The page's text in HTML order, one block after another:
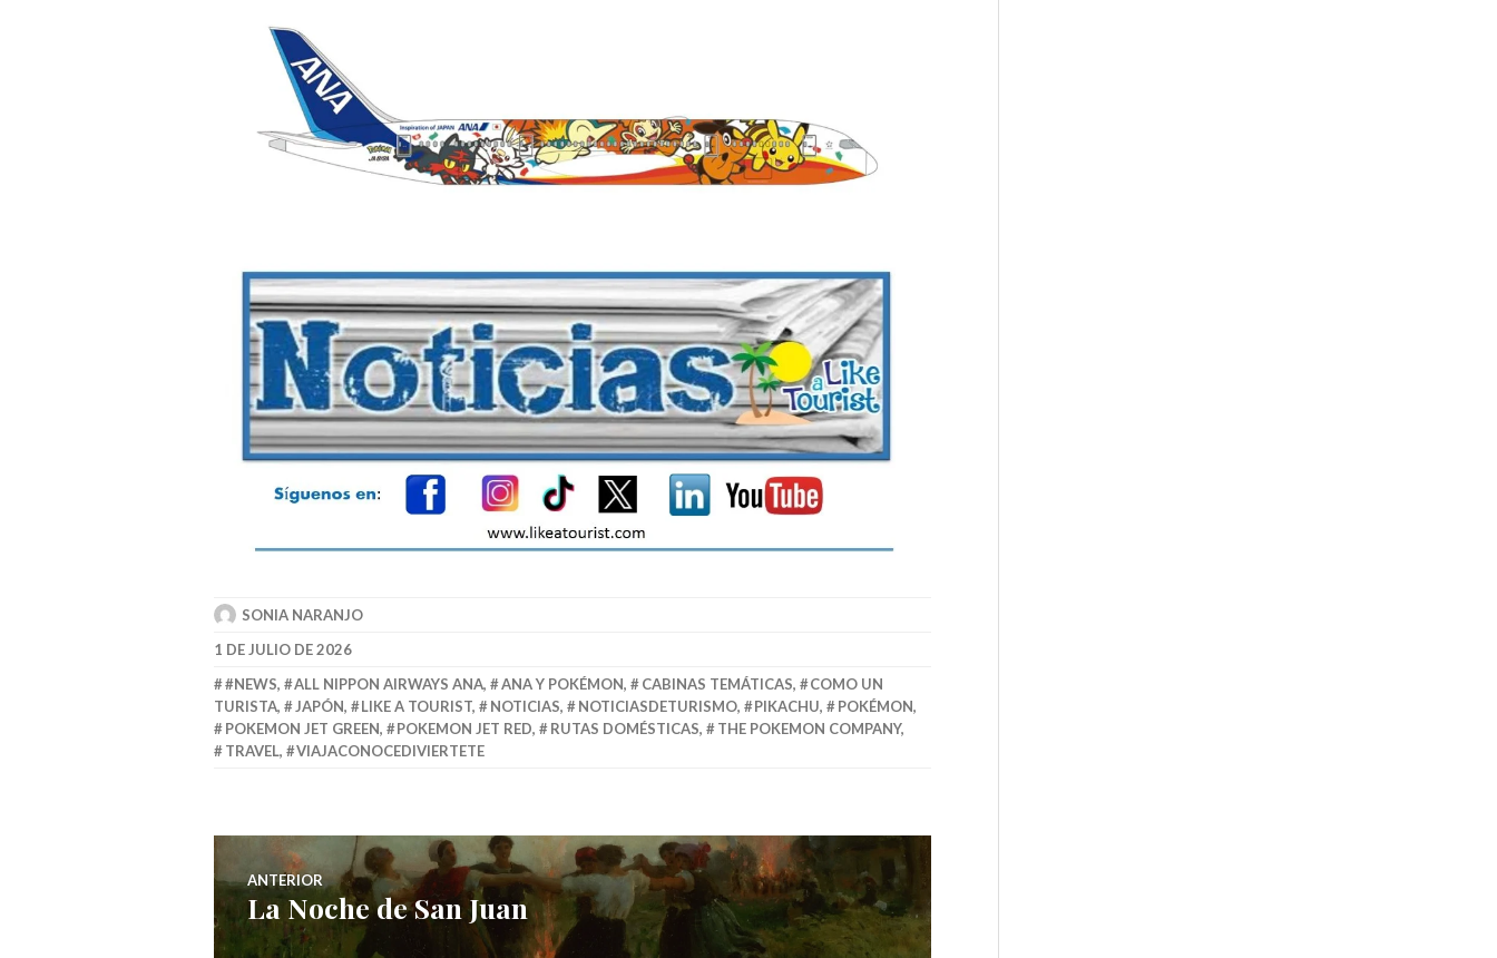
SONIA NARANJO
1 DE JULIO DE 2026
#NEWS, ALL NIPPON AIRWAYS ANA, ANA Y POKÉMON, CABINAS TEMÁTICAS,
COMO UN
TURISTA, JAPÓN, LIKE A TOURIST, NOTICIAS, NOTICIASDETURISMO, PIKACHU, POKÉMON,
POKEMON JET GREEN, POKEMON JET RED, RUTAS DOMÉSTICAS, THE POKEMON COMPANY,
TRAVEL, VIAJACONOCEDIVIERTETE
Navegación
de
ANTERIOR
Entrada
anterior:
La Noche de San Juan